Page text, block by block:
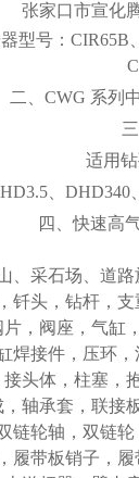
张家口市宣化
型号：CIR65B
二、 CWG 系列
三
适用
、DHD340
四、快速高
、采石场、道
钎头，钻杆，
，阀座，气缸
焊接件，压环
头体，柱塞，
轴承套，联接
链轮轴，双链
履带板销子，